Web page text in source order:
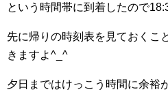
という時間帯に到着したので
先に帰りの時刻表を見ておくこ
きますよ^_^
夕日まではけっこう時間に余裕